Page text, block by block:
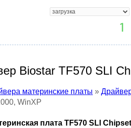
Biostar TF570 SLI
материнские платы »
WinXP
плата TF570 SLI